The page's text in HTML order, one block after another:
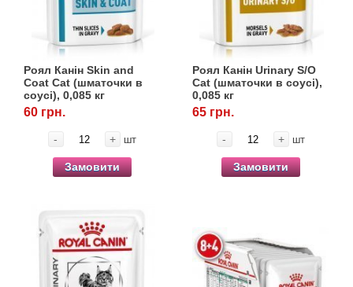
Роял Канін Skin and
Coat Cat (шматочки в
соусі), 0,085 кг
60 грн.
- + шт
Замовити
Роял Канін Urinary S/O
Cat (шматочки в соусі),
0,085 кг
65 грн.
- + шт
Замовити